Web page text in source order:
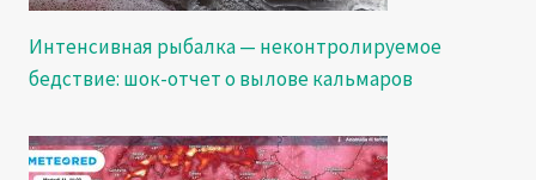
Интенсивная рыбалка — неконтролируемое
бедствие: шок-отчет о вылове кальмаров